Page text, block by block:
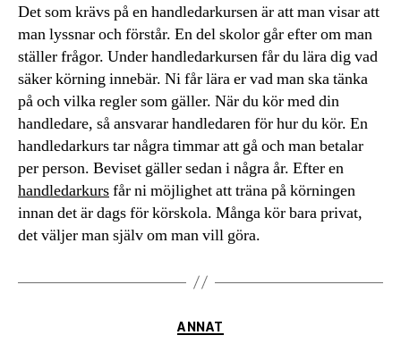
Det som krävs på en handledarkursen är att man visar att
man lyssnar och förstår. En del skolor går efter om man
ställer frågor. Under handledarkursen får du lära dig vad
säker körning innebär. Ni får lära er vad man ska tänka
på och vilka regler som gäller. När du kör med din
handledare, så ansvarar handledaren för hur du kör. En
handledarkurs tar några timmar att gå och man betalar
per person. Beviset gäller sedan i några år. Efter en
handledarkursfår ni möjlighet att träna på körningen
innan det är dags för körskola. Många kör bara privat,
det väljer man själv om man vill göra.
Kategorier
ANNAT